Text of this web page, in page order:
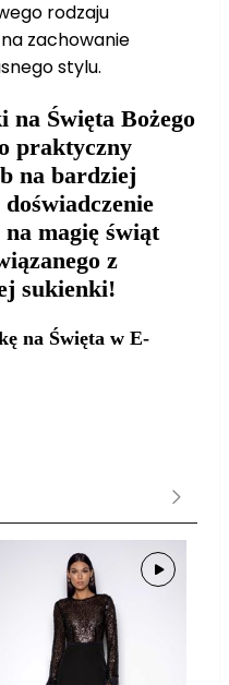
rodzaju
zachowanie
stylu.
na Święta Bożego
praktyczny
na bardziej
magię świąt
z
sukienki!
na Święta w E-